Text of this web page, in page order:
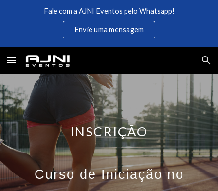
Skip to navigation
Fale com a AJNI Eventos pelo Whatsapp!
Envie uma mensagem
INSCRIÇÃO
Curso de Iniciação no